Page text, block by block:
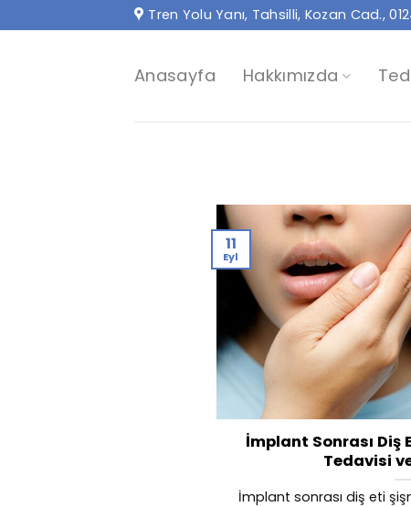
atla
Tren Yolu Yanı, Tahsilli, Kozan Cad.,
Anasayfa Hakkımızda
İmplant Sonrası Diş
Tedavisi
İmplant sonrası diş eti
11
Eyl